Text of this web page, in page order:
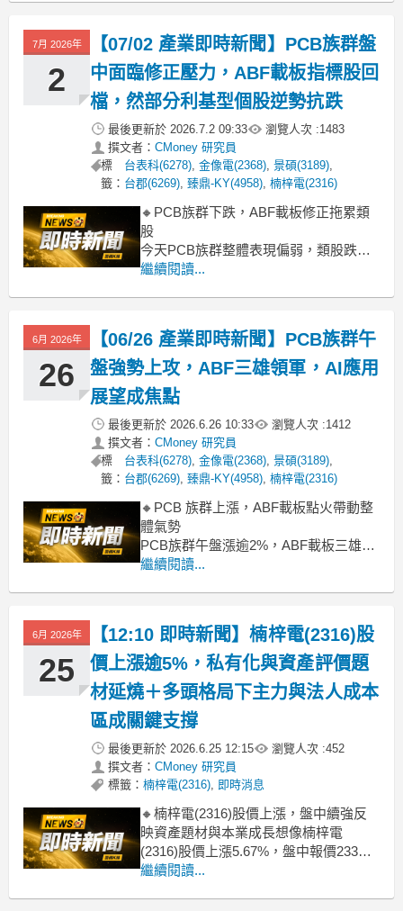
業、不談私有化」的立場，另一方面則
聚焦轉投資滬電與本業PCB成長空間的
7月 2026年
2
【07/02 產業即時新聞】PCB族群盤
中面臨修正壓力，ABF載板指標股回
檔，然部分利基型個股逆勢抗跌
最後更新於 2026.7.2 09:33 瀏覽人次 :1483
撰文者： CMoney 研究員
標
籤：
台表科(6278),金像電(2368),景碩(3189),
台郡(6269),臻鼎-KY(4958),楠梓電(2316)
🔸PCB族群下跌，ABF載板修正拖累類
股
今天PCB族群整體表現偏弱，類股跌幅
達3.15%，主要壓力來自高價位的ABF載
場擔憂半導體景氣修正及外資報告對載
板後市的看法轉趨保守，引發一波獲利
了結賣壓。不過，盤中仍有高技、松
繼續閱讀...
6月 2026年
26
【06/26 產業即時新聞】PCB族群午
盤強勢上攻，ABF三雄領軍，AI應用
展望成焦點
最後更新於 2026.6.26 10:33 瀏覽人次 :1412
撰文者： CMoney 研究員
標
籤：
台表科(6278),金像電(2368),景碩(3189),
台郡(6269),臻鼎-KY(4958),楠梓電(2316)
🔸PCB 族群上漲，ABF載板點火帶動整
體氣勢
PCB族群午盤漲逾2%，ABF載板三雄指
標股南電(9.57%)、景碩(5.79%)領漲。
PCB廠在車用電子、網通佈局也吸引資
金，整體買盤積極推升類股表現。
🔸盤面觀察
繼續閱讀...
6月 2026年
25
【12:10 即時新聞】楠梓電(2316)股
價上漲逾5%，私有化與資產評價題
材延燒＋多頭格局下主力與法人成本
區成關鍵支撐
最後更新於 2026.6.25 12:15 瀏覽人次 :452
撰文者： CMoney 研究員
標籤： 楠梓電(2316), 即時消息
🔸楠梓電(2316)股價上漲，盤中續強反
映資產題材與本業成長想像楠梓電
(2316)股價上漲5.67%，盤中報價233
元，延續近日強勢走高格局。市場主軸
繼續閱讀...